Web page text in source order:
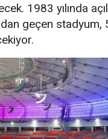
1983 yılında
geçen